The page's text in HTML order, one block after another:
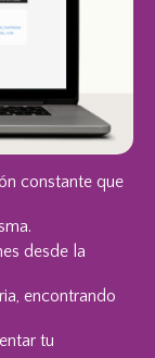
constante que
desde la
encontrando
tu